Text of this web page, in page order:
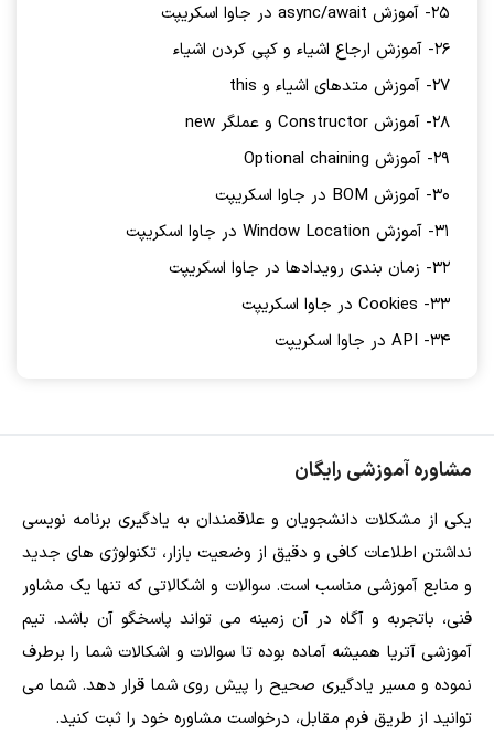
25- آموزش async/await در جاوا اسکریپت
26- آموزش ارجاع اشیاء و کپی کردن اشیاء
27- آموزش متدهای اشیاء و this
28- آموزش Constructor و عملگر new
29- آموزش Optional chaining
30- آموزش BOM در جاوا اسکریپت
31- آموزش Window Location در جاوا اسکریپت
32- زمان بندی رویدادها در جاوا اسکریپت
33- Cookies در جاوا اسکریپت
34- API در جاوا اسکریپت
مشاوره آموزشی رایگان
یکی از مشکلات دانشجویان و علاقمندان به یادگیری برنامه نویسی
نداشتن اطلاعات کافی و دقیق از وضعیت بازار، تکنولوژی های جدید
و منابع آموزشی مناسب است. سوالات و اشکالاتی که تنها یک مشاور
فنی، باتجربه و آگاه در آن زمینه می تواند پاسخگو آن باشد. تیم
آموزشی آتریا همیشه آماده بوده تا سوالات و اشکالات شما را برطرف
نموده و مسیر یادگیری صحیح را پیش روی شما قرار دهد. شما می
توانید از طریق فرم مقابل، درخواست مشاوره خود را ثبت کنید.